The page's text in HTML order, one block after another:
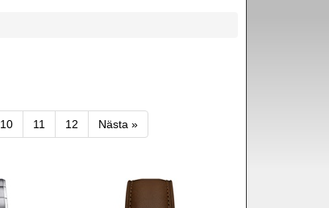
10 11 12 Nästa »